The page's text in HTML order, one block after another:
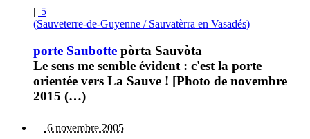
| 5
(Sauveterre-de-Guyenne / Sauvatèrra en Vasadés)
porte Saubotte pòrta Sauvòta
Le sens me semble évident : c'est la porte
orientée vers La Sauve ! [Photo de novembre
2015 (…)
6 novembre 2005